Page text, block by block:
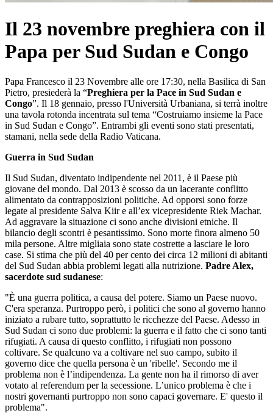
Il 23 novembre preghiera con il
Papa per Sud Sudan e Congo
Papa Francesco il 23 Novembre alle ore 17:30, nella Basilica di San
Pietro, presiederà la “Preghiera per la Pace in Sud Sudan e
Congo”. Il 18 gennaio, presso l'Università Urbaniana, si terrà inoltre
una tavola rotonda incentrata sul tema “Costruiamo insieme la Pace
in Sud Sudan e Congo”. Entrambi gli eventi sono stati presentati,
stamani, nella sede della Radio Vaticana.
Guerra in Sud Sudan
Il Sud Sudan, diventato indipendente nel 2011, è il Paese più
giovane del mondo. Dal 2013 è scosso da un lacerante conflitto
alimentato da contrapposizioni politiche. Ad opporsi sono forze
legate al presidente Salva Kiir e all’ex vicepresidente Riek Machar.
Ad aggravare la situazione ci sono anche divisioni etniche. Il
bilancio degli scontri è pesantissimo. Sono morte finora almeno 50
mila persone. Altre migliaia sono state costrette a lasciare le loro
case. Si stima che più del 40 per cento dei circa 12 milioni di abitanti
del Sud Sudan abbia problemi legati alla nutrizione. Padre Alex,
sacerdote sud sudanese:
"È una guerra politica, a causa del potere. Siamo un Paese nuovo.
C'era speranza. Purtroppo però, i politici che sono al governo hanno
iniziato a rubare tutto, soprattutto le ricchezze del Paese. Adesso in
Sud Sudan ci sono due problemi: la guerra e il fatto che ci sono tanti
rifugiati. A causa di questo conflitto, i rifugiati non possono
coltivare. Se qualcuno va a coltivare nel suo campo, subito il
governo dice che quella persona è un 'ribelle'. Secondo me il
problema non è l’indipendenza. La gente non ha il rimorso di aver
votato al referendum per la secessione. L’unico problema è che i
nostri governanti purtroppo non sono capaci governare. E' questo il
problema".